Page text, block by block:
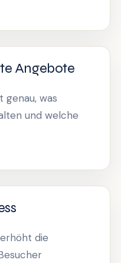
Angebote
was
und welche
die